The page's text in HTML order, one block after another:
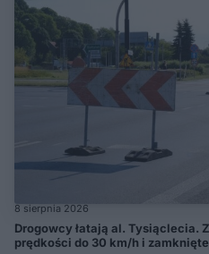
8 sierpnia 2026
Drogowcy łatają al. Tysiąclecia.
prędkości do 30 km/h i